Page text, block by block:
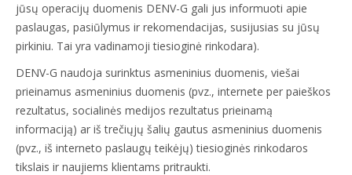
jūsų operacijų duomenis DENV-G gali jus informuoti apie
paslaugas, pasiūlymus ir rekomendacijas, susijusias su jūsų
pirkiniu. Tai yra vadinamoji tiesioginė rinkodara).
DENV-G naudoja surinktus asmeninius duomenis, viešai
prieinamus asmeninius duomenis (pvz., internete per paieškos
rezultatus, socialinės medijos rezultatus prieinamą
informaciją) ar iš trečiųjų šalių gautus asmeninius duomenis
(pvz., iš interneto paslaugų teikėjų) tiesioginės rinkodaros
tikslais ir naujiems klientams pritraukti.